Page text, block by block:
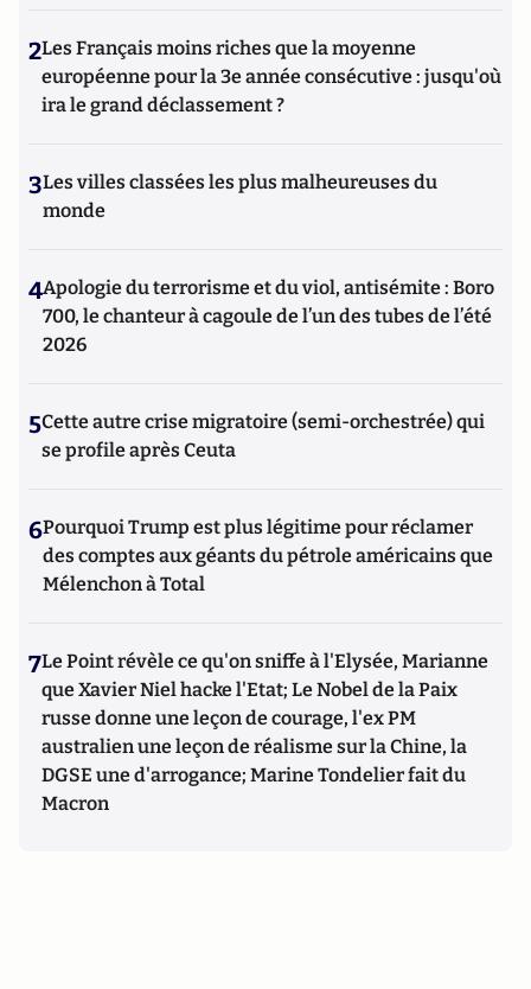
2Les Français moins riches que la moyenne
européenne pour la 3e année consécutive : jusqu'où
ira le grand déclassement ?
3Les villes classées les plus malheureuses du
monde
4Apologie du terrorisme et du viol, antisémite : Boro
700, le chanteur à cagoule de l’un des tubes de l’été
2026
5Cette autre crise migratoire (semi-orchestrée) qui
se profile après Ceuta
6Pourquoi Trump est plus légitime pour réclamer
des comptes aux géants du pétrole américains que
Mélenchon à Total
7Le Point révèle ce qu'on sniffe à l'Elysée, Marianne
que Xavier Niel hacke l'Etat; Le Nobel de la Paix
russe donne une leçon de courage, l'ex PM
australien une leçon de réalisme sur la Chine, la
DGSE une d'arrogance; Marine Tondelier fait du
Macron